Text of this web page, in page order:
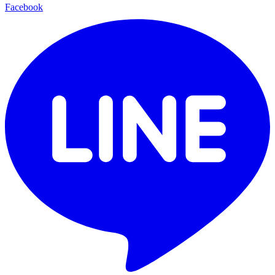
Facebook